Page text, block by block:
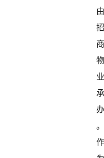
由
招
商
物
业
承
办
。
作